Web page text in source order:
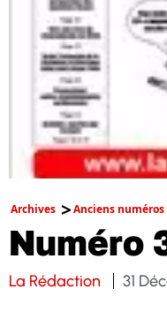
Archives Anciens numéros
Numéro
La Rédaction 31